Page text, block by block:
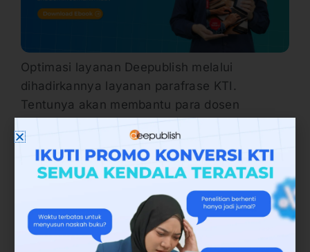
Optimasi layanan Deepublish melalui
dihadirkannya layanan parafrase KTI.
Tentunya akan membantu para dosen
buku ber-ISBN dengan cepat dan efektif.
Sehingga hasil kinerja akademik dan karya
tulis ilmiah yang disusun dosen bisa
berkontribusi dalam pengembangan ilmu
pengetahuan. Bahkan bisa berkontribusi